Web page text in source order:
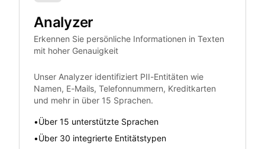
Analyzer
Erkennen Sie persönliche Informationen in Texten
mit hoher Genauigkeit
Unser Analyzer identifiziert PII-Entitäten wie
Namen, E-Mails, Telefonnummern, Kreditkarten
und mehr in über 15 Sprachen.
•Über 15 unterstützte Sprachen
•Über 30 integrierte Entitätstypen